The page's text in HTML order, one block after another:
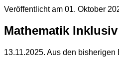
Veröffentlicht am 01. Oktober
Mathematik
13.11.2025. Aus den